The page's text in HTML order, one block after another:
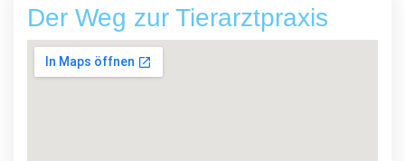
Der Weg zur Tierarztpraxis